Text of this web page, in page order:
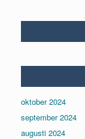
oktober 2024
september 2024
augusti 2024